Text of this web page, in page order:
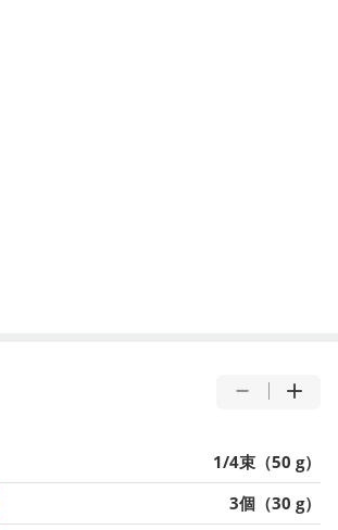
1/4束（50 g）
3個（30 g）